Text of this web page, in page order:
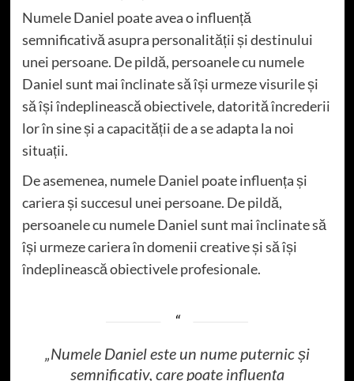
Numele Daniel poate avea o influență
semnificativă asupra personalității și destinului
unei persoane. De pildă, persoanele cu numele
Daniel sunt mai înclinate să își urmeze visurile și
să își îndeplinească obiectivele, datorită încrederii
lor în sine și a capacității de a se adapta la noi
situații.
De asemenea, numele Daniel poate influența și
cariera și succesul unei persoane. De pildă,
persoanele cu numele Daniel sunt mai înclinate să
își urmeze cariera în domenii creative și să își
îndeplinească obiectivele profesionale.
„Numele Daniel este un nume puternic și
semnificativ, care poate influența